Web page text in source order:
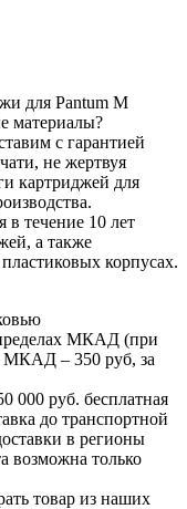
для Pantum M
материалы?
с гарантией
не жертвуя
картриджей для
в течение 10 лет
а также
корпусах.
пределах МКАД (при
МКАД – 350 руб, за
000 руб. бесплатная
до транспортной
в регионы
возможна только
товар из наших